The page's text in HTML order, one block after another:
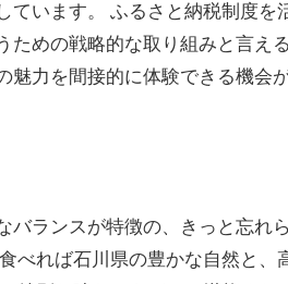
ています。 ふるさと納税制度を
めの戦略的な取り組みと言え
力を間接的に体験できる機会
バランスが特徴の、きっと忘れ
べれば石川県の豊かな自然と、